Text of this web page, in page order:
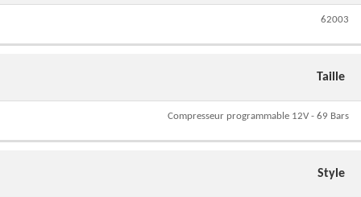
62003
Taille
Compresseur programmable 12V - 69 Bars
Style